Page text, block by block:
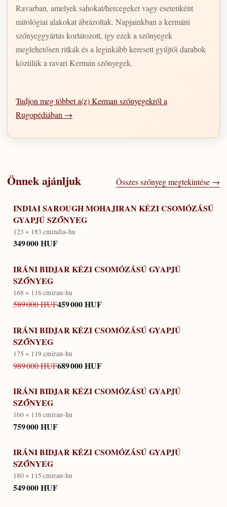
Ravarban, amelyek sahokat/hercegeket vagy esetenként
mitológiai alakokat ábrázoltak. Napjainkban a kermáni
szőnyeggyártás korlátozott, így ezek a szőnyegek
meglehetősen ritkák és a leginkább keresett gyűjtői darabok
közülük a ravari Kermán szőnyegek.
Tudjon meg többet a(z) Kerman szőnyegekről a
Rugopédiában →
Önnek ajánljuk Összes szőnyeg megtekintése →
INDIAI SAROUGH MOHAJIRAN KÉZI CSOMÓZÁSÚ
GYAPJÚ SZŐNYEG
123 × 183 cmindia-hu
349 000 HUF
IRÁNI BIDJAR KÉZI CSOMÓZÁSÚ GYAPJÚ
SZŐNYEG
168 × 116 cmiran-hu
589 000 HUF459 000 HUF
IRÁNI BIDJAR KÉZI CSOMÓZÁSÚ GYAPJÚ
SZŐNYEG
175 × 119 cmiran-hu
989 000 HUF689 000 HUF
IRÁNI BIDJAR KÉZI CSOMÓZÁSÚ GYAPJÚ
SZŐNYEG
160 × 116 cmiran-hu
759 000 HUF
IRÁNI BIDJAR KÉZI CSOMÓZÁSÚ GYAPJÚ
SZŐNYEG
180 × 115 cmiran-hu
549 000 HUF